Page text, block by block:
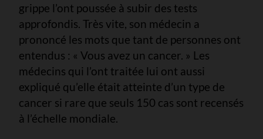
grippe l’ont poussée à subir des tests
approfondis. Très vite, son médecin a
prononcé les mots que tant de personnes ont
entendus : « Vous avez un cancer. » Les
médecins qui l’ont traitée lui ont aussi
expliqué qu’elle était atteinte d’un type de
cancer si rare que seuls 150 cas sont recensés
à l’échelle mondiale.